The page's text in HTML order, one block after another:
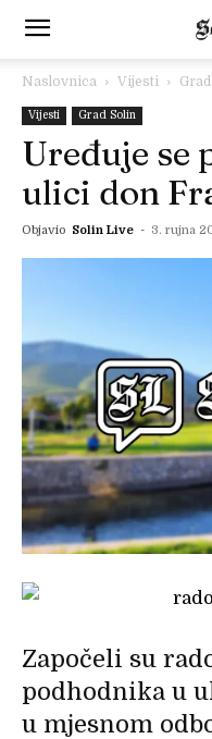
Naslovnica Vijesti
Vijesti Grad Solin
Uređuje se
ulici don
Objavio Solin Live - 3. rujna
Započeli su
podhodnika u
u mjesnom